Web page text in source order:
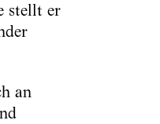
stellt er
an